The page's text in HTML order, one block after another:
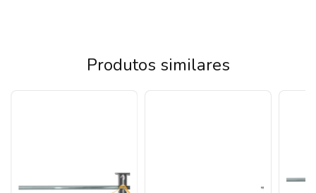
Produtos similares